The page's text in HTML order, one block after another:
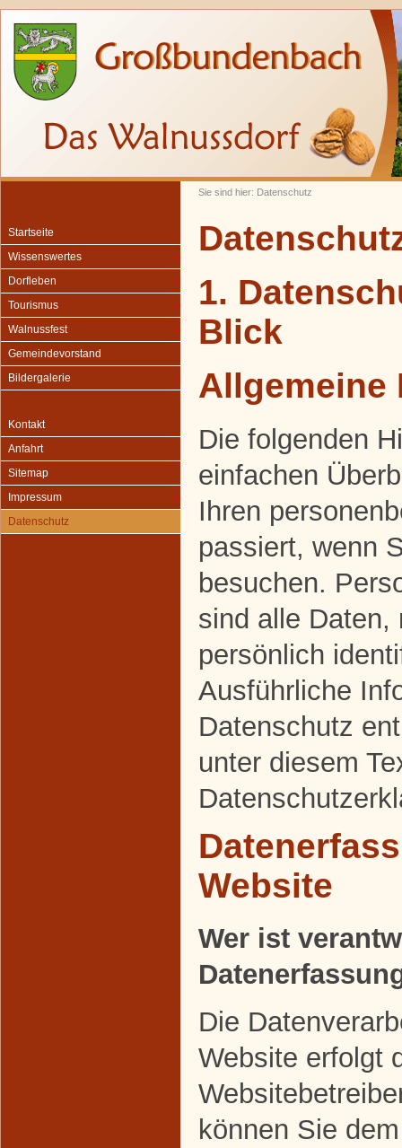
Sie sind hier: Datenschutz
Startseite
Wissenswertes
Dorfleben
Tourismus
Walnussfest
Gemeindevorstand
Bildergalerie
Kontakt
Anfahrt
Sitemap
Impressum
Datenschutz
1.
Blick
Allgemeine
Die folgenden
einfachen
Ihren
passiert, wenn
besuchen.
sind alle Daten,
persönlich
Ausführliche
Datenschutz
unter diesem
Website
Wer ist
Die
Website erfolgt
können Sie